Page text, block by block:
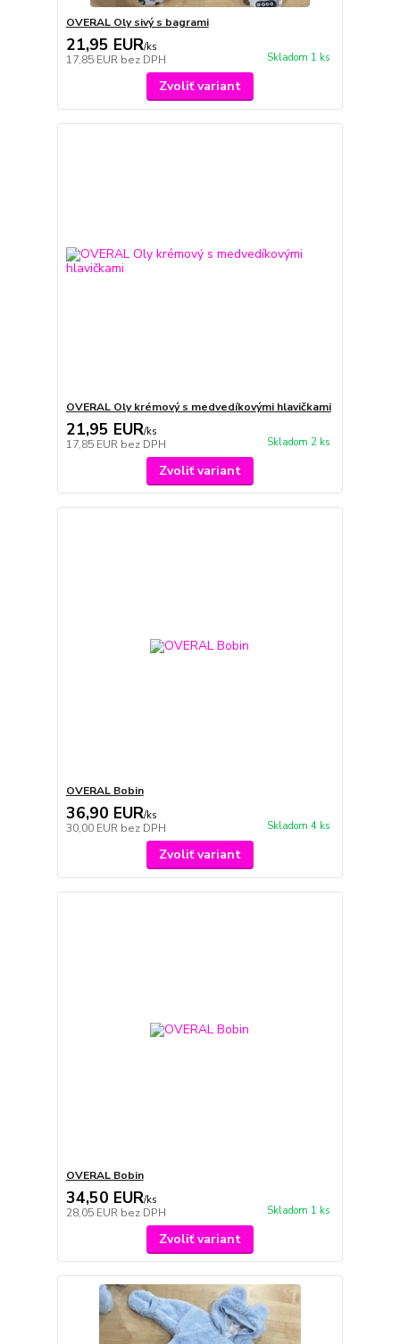
OVERAL Oly sivý s bagrami
21,95 EUR/ks
17,85 EUR bez DPH Skladom 1 ks
Zvoliť variant
OVERAL Oly krémový s medvedíkovými hlavičkami
21,95 EUR/ks
17,85 EUR bez DPH Skladom 2 ks
Zvoliť variant
OVERAL Bobin
36,90 EUR/ks
30,00 EUR bez DPH Skladom 4 ks
Zvoliť variant
OVERAL Bobin
34,50 EUR/ks
28,05 EUR bez DPH Skladom 1 ks
Zvoliť variant